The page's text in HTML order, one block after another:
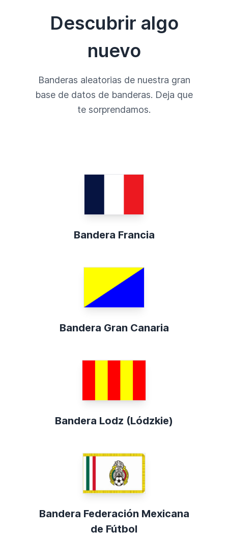
Descubrir algo
nuevo
Banderas aleatorias de nuestra gran
base de datos de banderas. Deja que
te sorprendamos.
Bandera Francia
Bandera Gran Canaria
Bandera Lodz (Lódzkie)
Bandera Federación Mexicana
de Fútbol